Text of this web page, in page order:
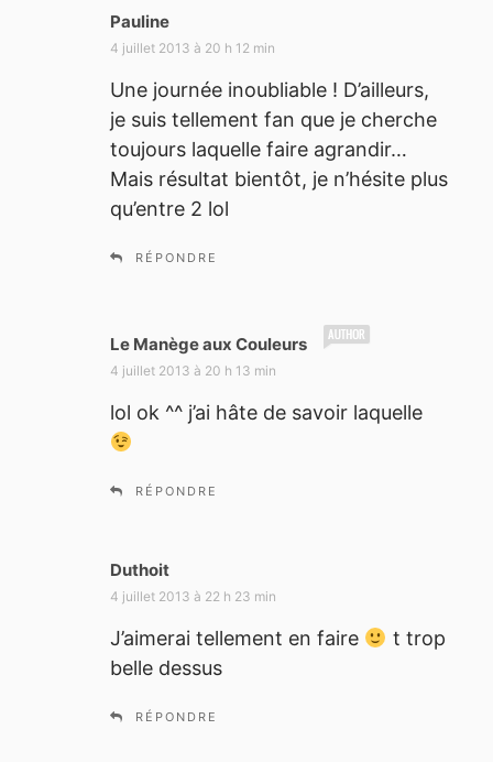
Pauline
i
:
4 juillet 2013 à 20 h 12 min
Une journée inoubliable ! D’ailleurs,
je suis tellement fan que je cherche
toujours laquelle faire agrandir…
Mais résultat bientôt, je n’hésite plus
qu’entre 2 lol
RÉPONDRE
Le Manège aux Couleurs
4 juillet 2013 à 20 h 13 min
lol ok ^^ j’ai hâte de savoir laquelle
RÉPONDRE
Duthoit
i
:
4 juillet 2013 à 22 h 23 min
J’aimerai tellement en faire
t trop
belle dessus
RÉPONDRE